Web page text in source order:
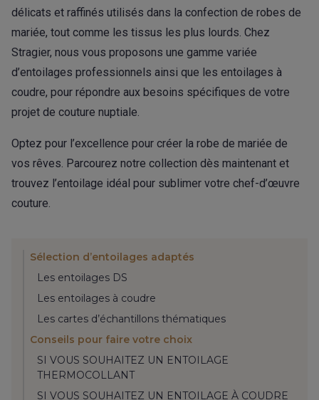
délicats et raffinés utilisés dans la confection de robes de
mariée, tout comme les tissus les plus lourds. Chez
Stragier, nous vous proposons une gamme variée
d’entoilages professionnels ainsi que les entoilages à
coudre, pour répondre aux besoins spécifiques de votre
projet de couture nuptiale.
Optez pour l’excellence pour créer la robe de mariée de
vos rêves. Parcourez notre collection dès maintenant et
trouvez l’entoilage idéal pour sublimer votre chef-d’œuvre
couture.
Sélection d’entoilages adaptés
Les entoilages DS
Les entoilages à coudre
Les cartes d’échantillons thématiques
Conseils pour faire votre choix
SI VOUS SOUHAITEZ UN ENTOILAGE
THERMOCOLLANT
SI VOUS SOUHAITEZ UN ENTOILAGE À COUDRE